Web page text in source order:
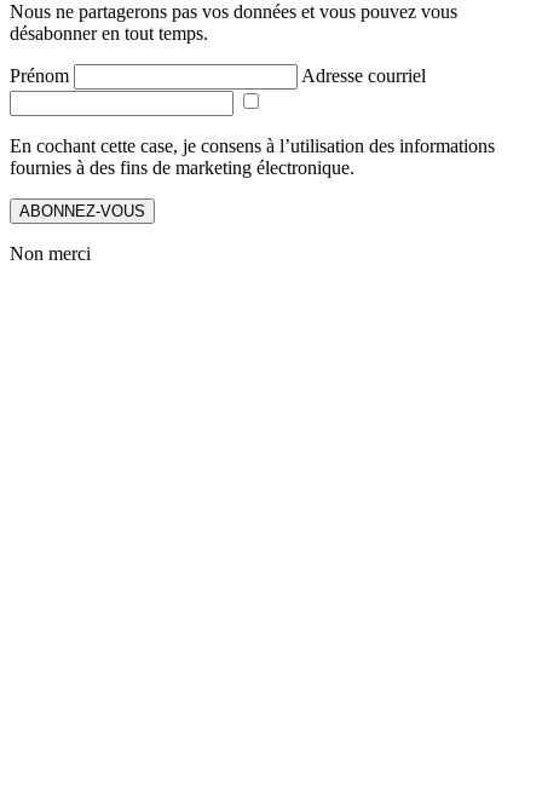
Nous ne partagerons pas vos données et vous pouvez vous
désabonner en tout temps.
Prénom Adresse courriel
En cochant cette case, je consens à l’utilisation des informations
fournies à des fins de marketing électronique.
ABONNEZ-VOUS
Non merci